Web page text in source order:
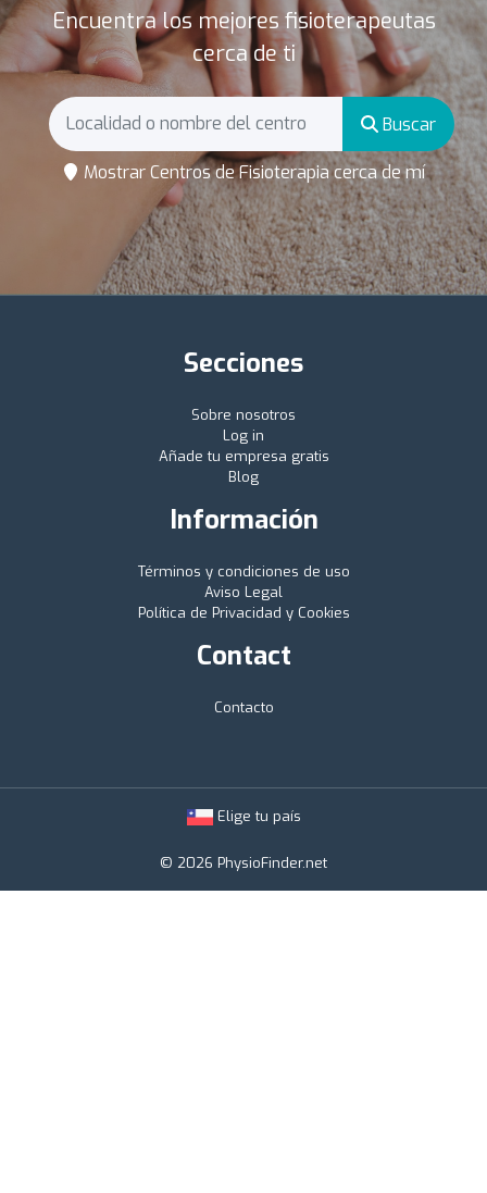
Encuentra los mejores fisioterapeutas
cerca de ti
Buscar
Mostrar Centros de Fisioterapia cerca de mí
Secciones
Sobre nosotros
Log in
Añade tu empresa gratis
Blog
Información
Términos y condiciones de uso
Aviso Legal
Política de Privacidad y Cookies
Contact
Contacto
Elige tu país
© 2026 PhysioFinder.net